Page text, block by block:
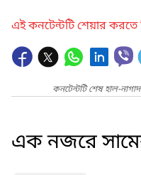
এই কনটেন্টটি শেয়ার
কনটেন্টটি শেষ হাল-
এক নজরে